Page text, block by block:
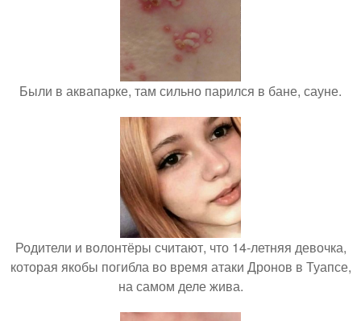
Были в аквапарке, там сильно парился в бане, сауне.
Родители и волонтёры считают, что 14-летняя девочка,
которая якобы погибла во время атаки Дронов в Туапсе,
на самом деле жива.